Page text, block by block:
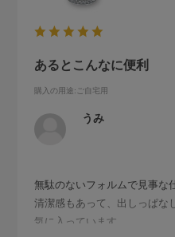
あるとこんなに便利
購入の用途:ご自宅用
うみ
無駄のないフォルムで見事な
清潔感もあって、出しっぱな
気に入っています。